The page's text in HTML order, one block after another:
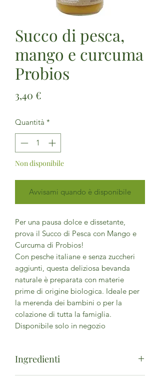
Succo di pesca,
mango e curcuma
Probios
3,40 €
Quantità *
Non disponibile
Avvisami quando è disponibile
Per una pausa dolce e dissetante,
prova il Succo di Pesca con Mango e
Curcuma di Probios!
Con pesche italiane e senza zuccheri
aggiunti, questa deliziosa bevanda
naturale è preparata con materie
prime di origine biologica. Ideale per
la merenda dei bambini o per la
colazione di tutta la famiglia.
Disponibile solo in negozio
Ingredienti